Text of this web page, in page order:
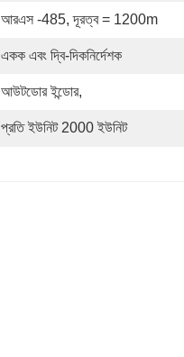
আরএস -485, দূরত্ব = 1200m
একক এবং দ্বি-দিকনির্দেশক
আউটডোর ইন্ডোর,
প্রতি ইউনিট 2000 ইউনিট